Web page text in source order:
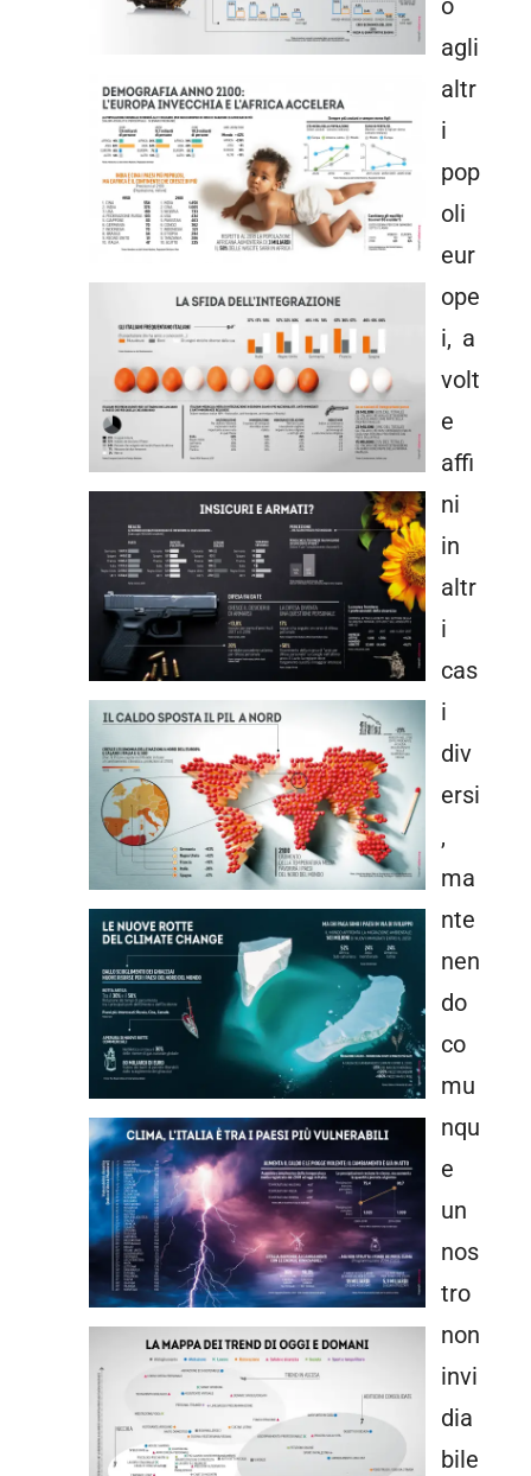
o
agli
altr
i
pop
oli
eur
ope
i, a
volt
e
affi
ni
in
altr
i
cas
i
div
ersi
,
ma
nte
nen
do
co
mu
nqu
e
un
nos
tro
non
invi
dia
bile